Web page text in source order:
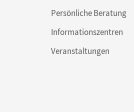
Persönliche Beratung
Informationszentren
Veranstaltungen